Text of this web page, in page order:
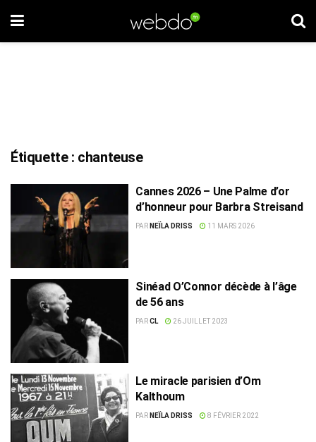
Étiquette : chanteuse
Cannes 2026 – Une Palme d’or
d’honneur pour Barbra Streisand
PAR NEÏLA DRISS 11 MARS 2026
Sinéad O’Connor décède à l’âge
de 56 ans
PARCL 26 JUILLET 2023
Le miracle parisien d’Om
Kalthoum
PAR NEÏLA DRISS 8 FÉVRIER 2022